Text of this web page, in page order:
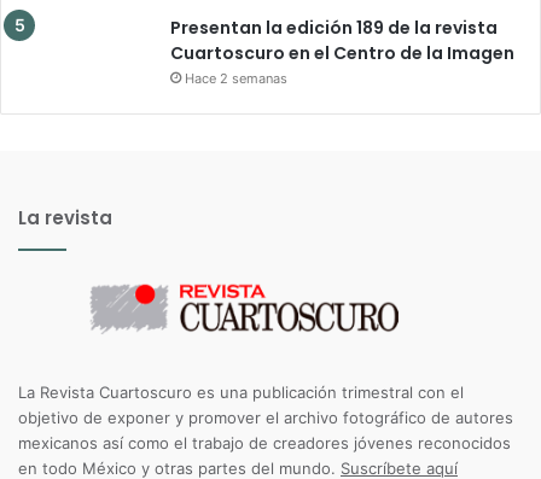
Presentan la edición 189 de la revista
Cuartoscuro en el Centro de la Imagen
Hace 2 semanas
La revista
La Revista Cuartoscuro es una publicación trimestral con el
objetivo de exponer y promover el archivo fotográfico de autores
mexicanos así como el trabajo de creadores jóvenes reconocidos
en todo México y otras partes del mundo. Suscríbete aquí